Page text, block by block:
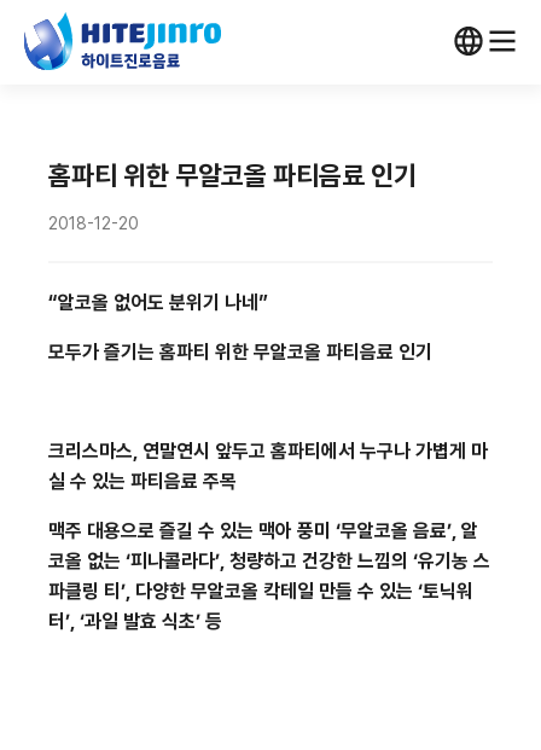
홈파티 위한 무알코올 파티음료 인기
2018-12-20
“알코올 없어도 분위기 나네”
모두가 즐기는 홈파티 위한 무알코올 파티음료 인기
크리스마스, 연말연시 앞두고 홈파티에서 누구나 가볍게 마
실 수 있는 파티음료 주목
맥주 대용으로 즐길 수 있는 맥아 풍미 ‘무알코올 음료’, 알
코올 없는 ‘피나콜라다’, 청량하고 건강한 느낌의 ‘유기농 스
파클링 티 ’, 다양한 무알코올 칵테일 만들 수 있는 ‘토닉워
터 ’, ‘과일 발효 식초’ 등